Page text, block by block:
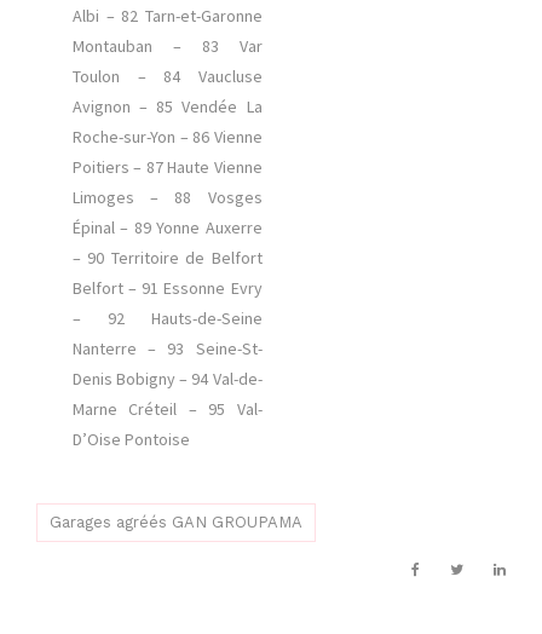
Albi – 82 Tarn-et-Garonne
Montauban – 83 Var
Toulon – 84 Vaucluse
Avignon – 85 Vendée La
Roche-sur-Yon – 86 Vienne
Poitiers – 87 Haute Vienne
Limoges – 88 Vosges
Épinal – 89 Yonne Auxerre
– 90 Territoire de Belfort
Belfort – 91 Essonne Evry
– 92 Hauts-de-Seine
Nanterre – 93 Seine-St-
Denis Bobigny – 94 Val-de-
Marne Créteil – 95 Val-
D’Oise Pontoise
Garages agréés GAN GROUPAMA